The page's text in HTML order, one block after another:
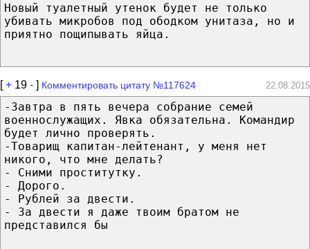
Новый туалетный утенок будет не только
убивать микробов под ободком унитаза, но и
приятно пощипывать яйца.
[+ 19 - ] Комментировать цитату №117624 22.08.2015
-Завтра в пять вечера собрание семей
военнослужащих. Явка обязательна. Командир
будет лично проверять.
-Товарищ капитан-лейтенант, у меня нет
никого, что мне делать?
- Сними проститутку.
- Дорого.
- Рублей за двести.
- За двести я даже твоим братом не
представился бы